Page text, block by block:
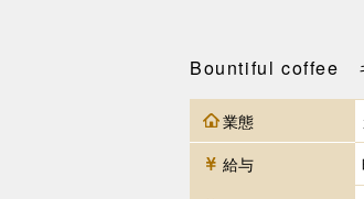
Bountiful coffee キ
業態
給与